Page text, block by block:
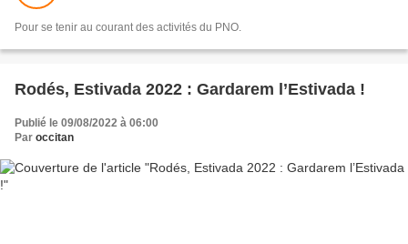
Pour se tenir au courant des activités du PNO.
Rodés, Estivada 2022 : Gardarem l’Estivada !
Publié le 09/08/2022 à 06:00
Par occitan